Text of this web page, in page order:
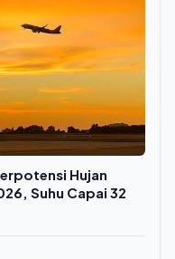
Hujan
Suhu Capai 32